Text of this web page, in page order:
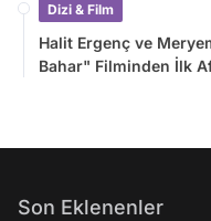
Dizi & Film
Halit Ergenç ve
Bahar" Filminden İlk
Son Eklenenler